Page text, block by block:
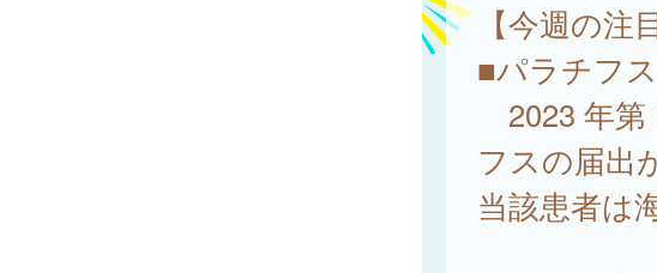
【今週の注
■パラチフス
2023 年第
フスの届出
当該患者は